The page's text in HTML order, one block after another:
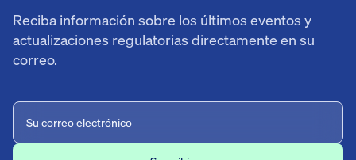
Reciba información sobre los últimos eventos y
actualizaciones regulatorias directamente en su
correo.